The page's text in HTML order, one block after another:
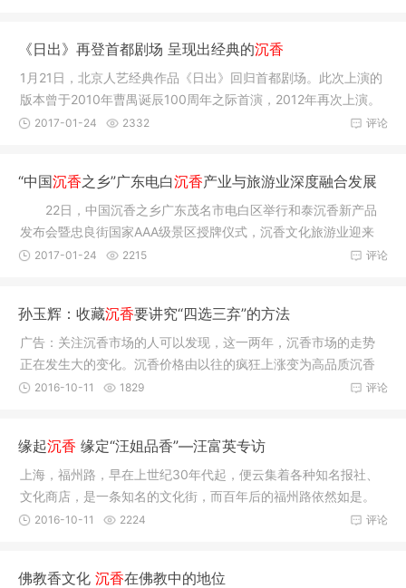
《日出》再登首都剧场 呈现出经典的沉香
1月21日，北京人艺经典作品《日出》回归首都剧场。此次上演的
版本曾于2010年曹禺诞辰100周年之际首演，2012年再次上演。
经过了不
评论
2017-01-24 2332
“中国沉香之乡”广东电白沉香产业与旅游业深度融合发展
22日，中国沉香之乡广东茂名市电白区举行和泰沉香新产品
发布会暨忠良街国家AAA级景区授牌仪式，沉香文化旅游业迎来
一大盛事。
评论
2017-01-24 2215
孙玉辉：收藏沉香要讲究“四选三弃”的方法
广告：关注沉香市场的人可以发现，这一两年，沉香市场的走势
正在发生大的变化。沉香价格由以往的疯狂上涨变为高品质沉香
价格持续
评论
2016-10-11 1829
缘起沉香 缘定“汪姐品香”—汪富英专访
上海，福州路，早在上世纪30年代起，便云集着各种知名报社、
文化商店，是一条知名的文化街，而百年后的福州路依然如是。
这儿有上
评论
2016-10-11 2224
佛教香文化 沉香在佛教中的地位